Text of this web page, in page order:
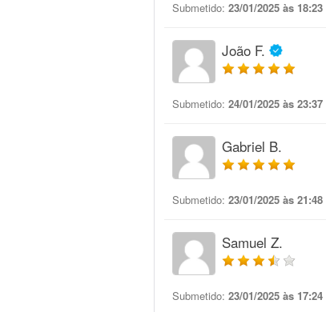
Submetido: 23/01/2025 às 18:23
João F.
Submetido: 24/01/2025 às 23:37
Gabriel B.
Submetido: 23/01/2025 às 21:48
Samuel Z.
Submetido: 23/01/2025 às 17:24